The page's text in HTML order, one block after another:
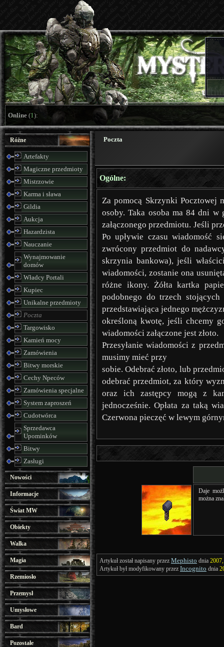
Online (1):
Różne
Artefakty
Magiczne przedmioty
Mistrzowie
Karma i sława
Gildia
Aukcja
Hazardzista
Nauczanie
Wynajmowanie
domów
Władcy Portali
Kupiec
Unikalne przedmioty
Poczta
Targowisko
Kamień mocy
Zamówienia
Bitwy morskie
Cechy Npeców
Zamówienia specjalne
System zaproszeń
Cudotwórca
Sprzedawca
Upominków
Bitwy
Zasługi
Nowości
Informacje
Świat MW
Obiekty
Walka
Magia
Rzemiosło
Przemysł
Umysłowe
Bard
Pozostałe
Poczta
Ogólne:
Za pomocą Skrzynki Pocztowej
osoby. Taka osoba ma 84 dni
załączonego przedmiotu. Jeśli
Po upływie czasu wiadomość
zwrócony przedmiot do
skrzynia bankowa), jeśli
wiadomości, zostanie ona
różne ikony. Żółta kartka
podobnego do trzech stojących
przedstawiająca jednego
określoną kwotę, jeśli chcemy
wiadomości załączone jest złoto.
Przesyłanie wiadomości z
musimy mieć przy
sobie. Odebrać złoto, lub
odebrać przedmiot, za który
oraz ich zastępcy mogą z
jednocześnie. Opłata za taką
Czerwona pieczęć w lewym
Daje
można
Artykuł został napisany przez Mephisto dnia
Artykuł był modyfikowany przez Incognito dnia